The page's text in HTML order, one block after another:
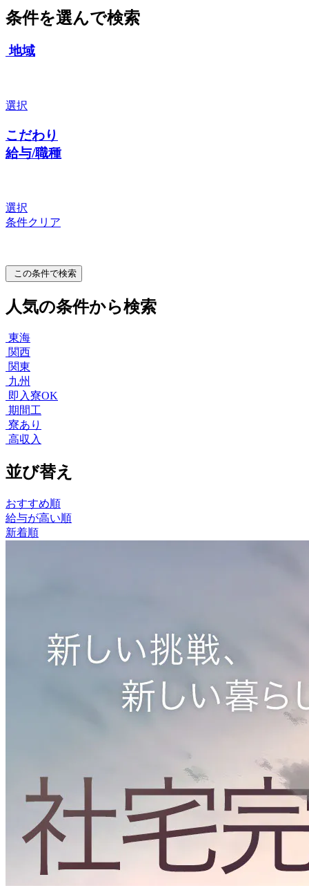
条件を選んで検索
地域
選択
こだわり
給与/職種
選択
条件クリア
この条件で検索
人気の条件から検索
東海
関西
関東
九州
即入寮OK
期間工
寮あり
高収入
並び替え
おすすめ順
給与が高い順
新着順